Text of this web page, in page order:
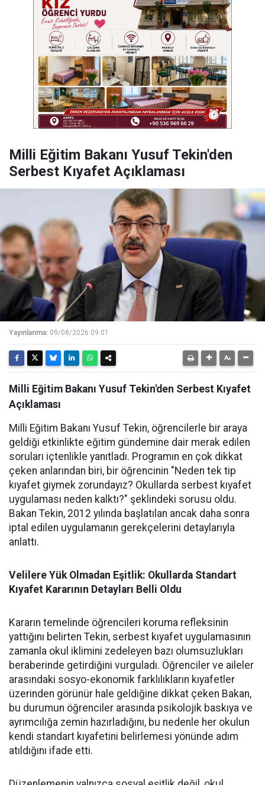
Milli Eğitim Bakanı Yusuf Tekin'den
Serbest Kıyafet Açıklaması
Yayınlanma: 09/08/2026 09:01
Milli Eğitim Bakanı Yusuf Tekin'den Serbest Kıyafet
Açıklaması
Milli Eğitim Bakanı Yusuf Tekin, öğrencilerle bir araya
geldiği etkinlikte eğitim gündemine dair merak edilen
soruları içtenlikle yanıtladı. Programın en çok dikkat
çeken anlarından biri, bir öğrencinin "Neden tek tip
kıyafet giymek zorundayız? Okullarda serbest kıyafet
uygulaması neden kalktı?" şeklindeki sorusu oldu.
Bakan Tekin, 2012 yılında başlatılan ancak daha sonra
iptal edilen uygulamanın gerekçelerini detaylarıyla
anlattı.
Velilere Yük Olmadan Eşitlik: Okullarda Standart
Kıyafet Kararının Detayları Belli Oldu
Kararın temelinde öğrencileri koruma refleksinin
yattığını belirten Tekin, serbest kıyafet uygulamasının
zamanla okul iklimini zedeleyen bazı olumsuzlukları
beraberinde getirdiğini vurguladı. Öğrenciler ve aileler
arasındaki sosyo-ekonomik farklılıkların kıyafetler
üzerinden görünür hale geldiğine dikkat çeken Bakan,
bu durumun öğrenciler arasında psikolojik baskıya ve
ayrımcılığa zemin hazırladığını, bu nedenle her okulun
kendi standart kıyafetini belirlemesi yönünde adım
atıldığını ifade etti.